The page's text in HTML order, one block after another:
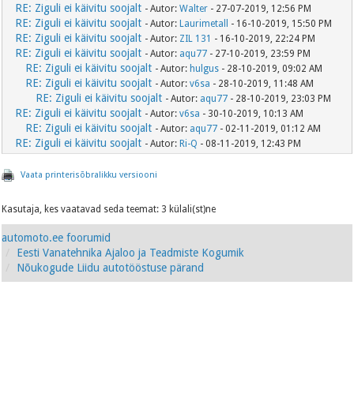
RE: Ziguli ei käivitu soojalt - Autor:Walter - 27-07-2019, 12:56 PM
RE: Ziguli ei käivitu soojalt - Autor: Laurimetall - 16-10-2019, 15:50 PM
RE: Ziguli ei käivitu soojalt - Autor: ZIL 131 - 16-10-2019, 22:24 PM
RE: Ziguli ei käivitu soojalt - Autor: aqu77 - 27-10-2019, 23:59 PM
RE: Ziguli ei käivitu soojalt - Autor: hulgus - 28-10-2019, 09:02 AM
RE: Ziguli ei käivitu soojalt - Autor:v6sa - 28-10-2019, 11:48 AM
RE: Ziguli ei käivitu soojalt - Autor: aqu77 - 28-10-2019, 23:03 PM
RE: Ziguli ei käivitu soojalt - Autor:v6sa - 30-10-2019, 10:13 AM
RE: Ziguli ei käivitu soojalt - Autor: aqu77 - 02-11-2019, 01:12 AM
RE: Ziguli ei käivitu soojalt - Autor: Ri-Q - 08-11-2019, 12:43 PM
Vaata printerisõbralikku versiooni
Kasutaja, kes vaatavad seda teemat: 3 külali(st)ne
automoto.ee foorumid
Eesti Vanatehnika Ajaloo ja Teadmiste Kogumik
Nõukogude Liidu autotööstuse pärand